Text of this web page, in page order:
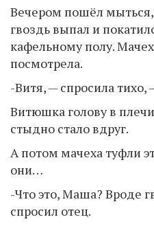
Вечером пошёл
гвоздь выпал и
кафельному полу.
посмотрела.
-Витя, — спросила тихо,
Витюшка голову в
стыдно стало вдруг.
А потом мачеха туфли
они…
-Что это, Маша? Вроде
спросил отец.